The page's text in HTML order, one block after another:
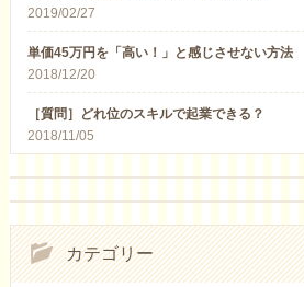
2019/02/27
単価45万円を「高い！」と感じさせない方法
2018/12/20
［質問］どれ位のスキルで起業できる？
2018/11/05
カテゴリー